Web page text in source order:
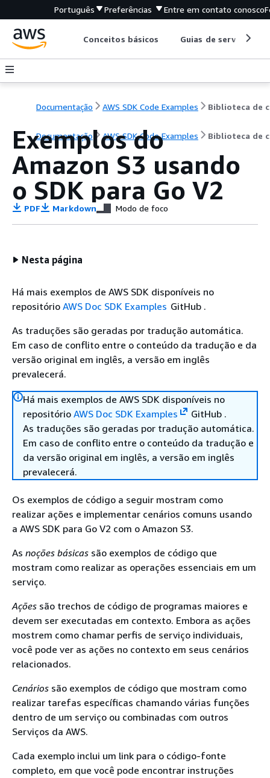
Português Preferências Entre em contato conosco
Conceitos básicos Guias de serviço
Documentação AWS SDK Code Examples
Documentação AWS SDK Code Examples Biblioteca de
Exemplos do
Amazon S3 usando
o SDK para Go V2
PDF Markdown Modo de foco
Nesta página
Há mais exemplos de AWS SDK disponíveis no
repositório AWS Doc SDK Examples GitHub .
As traduções são geradas por tradução automática.
Em caso de conflito entre o conteúdo da tradução e da
versão original em inglês, a versão em inglês
prevalecerá.
Há mais exemplos de AWS SDK disponíveis no
repositório AWS Doc SDK Examples
GitHub .
As traduções são geradas por tradução automática.
Em caso de conflito entre o conteúdo da tradução e
da versão original em inglês, a versão em inglês
prevalecerá.
Os exemplos de código a seguir mostram como
realizar ações e implementar cenários comuns usando
a AWS SDK para Go V2 com o Amazon S3.
As noções básicas são exemplos de código que
mostram como realizar as operações essenciais em um
serviço.
Ações são trechos de código de programas maiores e
devem ser executadas em contexto. Embora as ações
mostrem como chamar perfis de serviço individuais,
você pode ver as ações no contexto em seus cenários
relacionados.
Cenários são exemplos de código que mostram como
realizar tarefas específicas chamando várias funções
dentro de um serviço ou combinadas com outros
Serviços da AWS.
Cada exemplo inclui um link para o código-fonte
completo, em que você pode encontrar instruções